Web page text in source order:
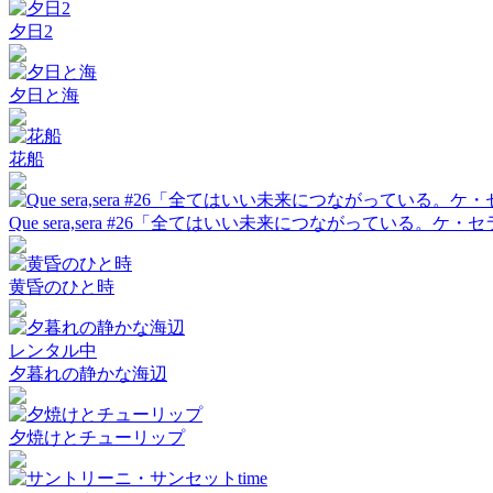
夕日2
夕日と海
花船
Que sera,sera #26「全てはいい未来につながっている。ケ・セ
黄昏のひと時
レンタル中
夕暮れの静かな海辺
夕焼けとチューリップ